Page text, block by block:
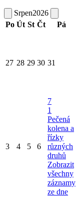
Srpen2026
Po Út St Čt Pá
27 28 29 30 31
3 4 5 6
7
1
Pečená
kolena a
řízky
různých
druhů
Zobrazit
všechny
záznamy
ze dne